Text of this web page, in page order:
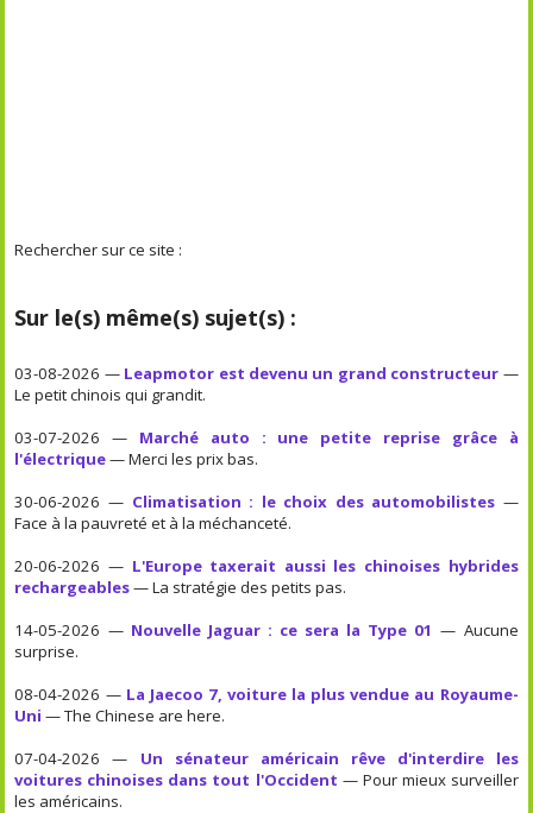
Rechercher sur ce site :
Sur le(s) même(s) sujet(s) :
03-08-2026 — Leapmotor est devenu un grand constructeur —
Le petit chinois qui grandit.
03-07-2026 — Marché auto : une petite reprise grâce à
l'électrique— Merci les prix bas.
30-06-2026 — Climatisation : le choix des automobilistes —
Face à la pauvreté et à la méchanceté.
20-06-2026 — L'Europe taxerait aussi les chinoises hybrides
rechargeables— La stratégie des petits pas.
14-05-2026 — Nouvelle Jaguar : ce sera la Type 01 — Aucune
surprise.
08-04-2026 — La Jaecoo 7, voiture la plus vendue au Royaume-
Uni — The Chinese are here.
07-04-2026 — Un sénateur américain rêve d'interdire les
voitures chinoises dans tout l'Occident — Pour mieux surveiller
les américains.